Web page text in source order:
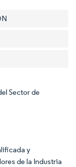
Sector de
y
de la Industria